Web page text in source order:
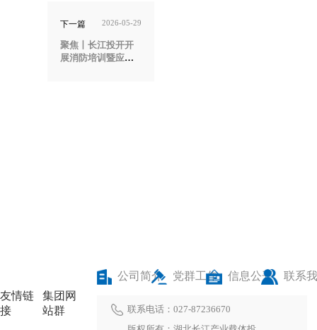
下一篇 2026-05-29
聚焦丨长江投开开
展消防培训暨应急
友情链
接
集团网
站群
公司简介 党群工作 信息公开 联系
联系电话：027-87236670